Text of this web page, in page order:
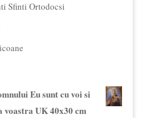
Sfinti Ortodocsi
Eu sunt cu voi si
UK 40x30 cm